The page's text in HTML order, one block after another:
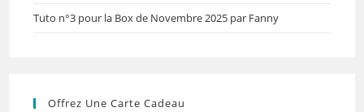
Tuto n°3 pour la Box de Novembre 2025 par Fanny
Offrez Une Carte Cadeau